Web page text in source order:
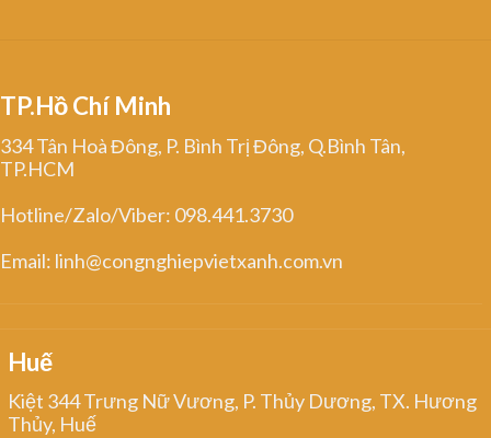
TP.Hồ Chí Minh
334 Tân Hoà Đông, P. Bình Trị Đông, Q.Bình Tân,
TP.HCM
Hotline/Zalo/Viber: 098.441.3730
Email: linh@congnghiepvietxanh.com.vn
Huế
Kiệt 344 Trưng Nữ Vương, P. Thủy Dương, TX. Hương
Thủy, Huế